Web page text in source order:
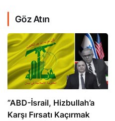
Göz Atın
​​​​​​​”ABD-İsrail, Hizbullah’a
Karşı Fırsatı Kaçırmak